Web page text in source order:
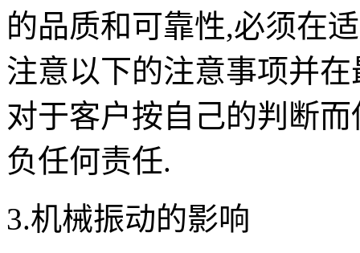
的品质和可靠性,必须在
注意以下的注意事项并
对于客户按自己的判断
负任何责任.
3.机械振动的影响